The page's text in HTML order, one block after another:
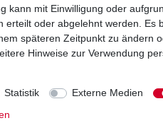
geprüft
kann mit Einwilligung oder
erteilt oder abgelehnt werden. Es
späteren Zeitpunkt zu ändern
Hinweise zur Verwendung
Statistik Externe Medien